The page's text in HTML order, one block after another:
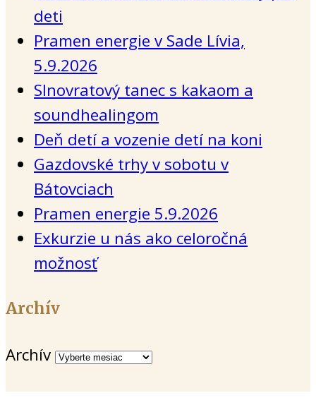
deti
Pramen energie v Sade Lívia,
5.9.2026
Slnovratový tanec s kakaom a
soundhealingom
Deň detí a vozenie detí na koni
Gazdovské trhy v sobotu v
Bátovciach
Pramen energie 5.9.2026
Exkurzie u nás ako celoročná
možnosť
Archív
Archív